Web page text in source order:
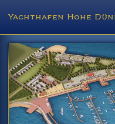
Yachthafen Hohe